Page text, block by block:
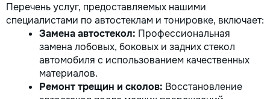
Перечень услуг, предоставляемых нашими
специалистами по автостеклам и тонировке, включает:
Замена автостекол: Профессиональная
замена лобовых, боковых и задних стекол
автомобиля с использованием качественных
материалов.
Ремонт трещин и сколов: Восстановление